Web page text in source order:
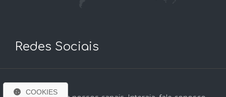
Redes Sociais
COOKIES